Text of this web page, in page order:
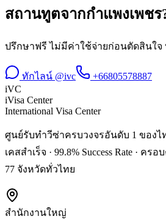
สถานทูตจากกำแพงเพชร
ปรึกษาฟรี ไม่มีค่าใช้จ่ายก่อนตัดสินใจ
ทักไลน์ @ivc
+66805578887
iVC
iVisa Center
International Visa Center
ศูนย์รับทำวีซ่าครบวงจรอันดับ 1 ของไท
เคสสำเร็จ · 99.8% Success Rate · คร
77 จังหวัดทั่วไทย
สำนักงานใหญ่